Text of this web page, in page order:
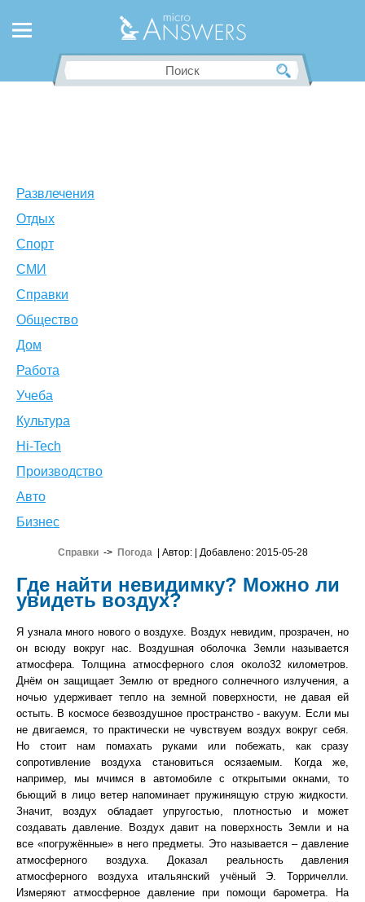
Развлечения
Отдых
Спорт
СМИ
Справки
Общество
Дом
Работа
Учеба
Культура
Hi-Tech
Производство
Авто
Бизнес
Справки-> Погода| Автор: | Добавлено: 2015-05-28
Где найти невидимку? Можно ли
увидеть воздух?
Я узнала много нового о воздухе. Воздух невидим, прозрачен, но
он всюду вокруг нас. Воздушная оболочка Земли называется
атмосфера. Толщина атмосферного слоя около32 километров.
Днём он защищает Землю от вредного солнечного излучения, а
ночью удерживает тепло на земной поверхности, не давая ей
остыть. В космосе безвоздушное пространство - вакуум. Если мы
не двигаемся, то практически не чувствуем воздух вокруг себя.
Но стоит нам помахать руками или побежать, как сразу
сопротивление воздуха становиться осязаемым. Когда же,
например, мы мчимся в автомобиле с открытыми окнами, то
бьющий в лицо ветер напоминает пружинящую струю жидкости.
Значит, воздух обладает упругостью, плотностью и может
создавать давление. Воздух давит на поверхность Земли и на
все «погружённые» в него предметы. Это называется – давление
атмосферного воздуха. Доказал реальность давления
атмосферного воздуха итальянский учёный Э. Торричелли.
Измеряют атмосферное давление при помощи барометра. На